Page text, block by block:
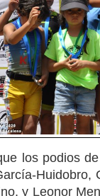
los podios
Huidobro,
y Leonor